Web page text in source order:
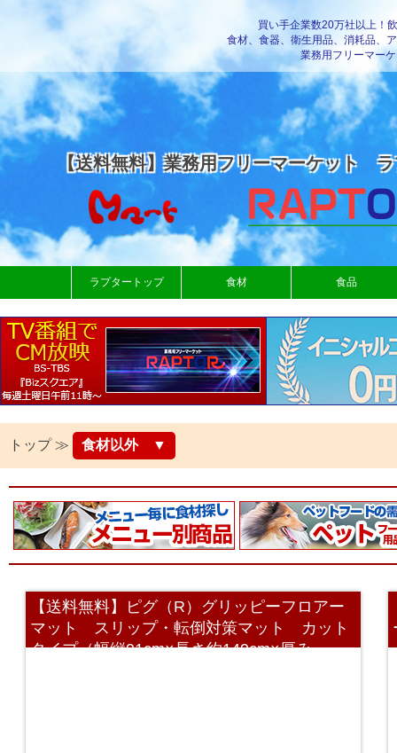
買い手企業数20万社以上！
食材、食器、衛生用品、消耗品、
業務用フリーマー
【送料無料】業務用フリーマーケット
ラプタートップ 食材 食品
トップ ≫ 食材以外 ▼
【送料無料】ピグ（R）グリッピーフロアー
マット スリップ・転倒対策マット カット
タイプ（幅縦91cm×長さ約149cm×厚み